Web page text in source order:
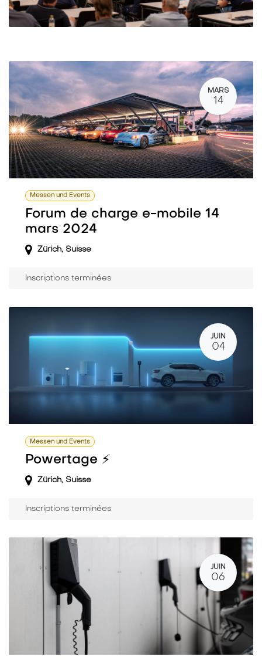
MARS
14
Messen und Events
Forum de charge e-mobile 14
mars 2024
Zürich, Suisse
Inscriptions terminées
JUIN
04
Messen und Events
Powertage ⚡️
Zürich, Suisse
Inscriptions terminées
JUIN
06